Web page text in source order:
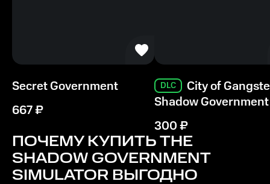
8 ГБ ОЗУ
Место на диске
900 MБ
Secret Government
667₽
DLC
City of
Shadow Government
300₽
ПОЧЕМУ КУПИТЬTHE
SHADOW GOVERNMENT
SIMULATOR ВЫГОДНО